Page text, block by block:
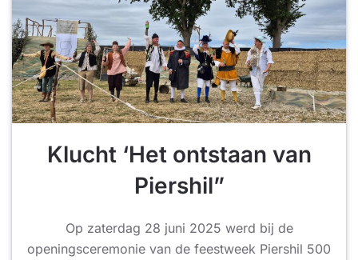
Klucht ‘Het ontstaan van
Piershil”
Op zaterdag 28 juni 2025 werd bij de
openingsceremonie van de feestweek Piershil 500